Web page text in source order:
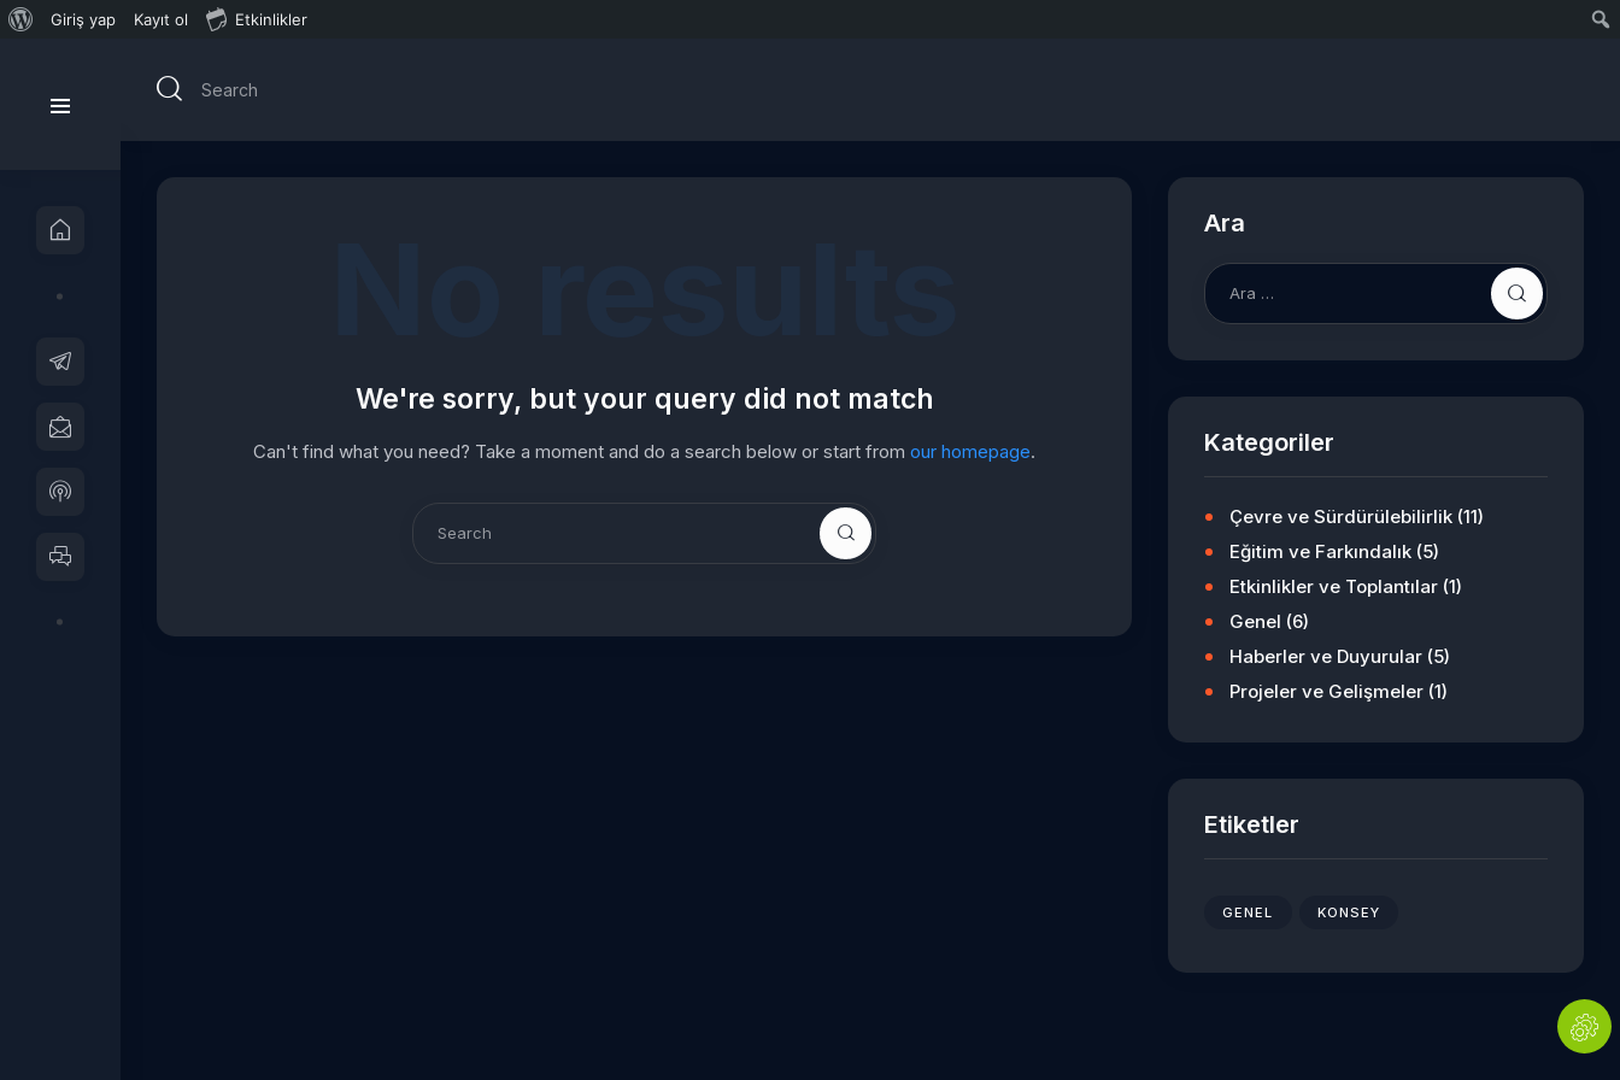
WordPress
Giriş yap Kayıt ol Etkinlikler
We're sorry, but your query did not match
Can't find what you need? Take a moment and do a search below or start from our homepage.
Ara
Arama:
Kategoriler
Çevre ve Sürdürülebilirlik (11)
Eğitim ve Farkındalık (5)
Etkinlikler ve Toplantılar (1)
Genel (6)
Haberler ve Duyurular (5)
Projeler ve Gelişmeler (1)
Etiketler
GENEL KONSEY